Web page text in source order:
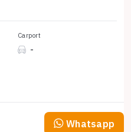
Carport
-
Whatsapp